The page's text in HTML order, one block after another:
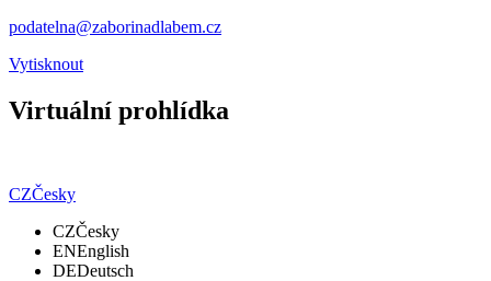
podatelna@zaborinadlabem.cz
Vytisknout
Virtuální prohlídka
CZČesky
CZČesky
ENEnglish
DEDeutsch